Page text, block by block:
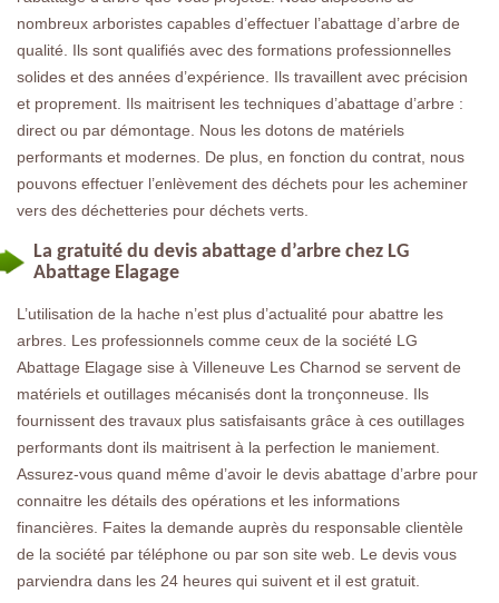
nombreux arboristes capables d’effectuer l’abattage d’arbre de
qualité. Ils sont qualifiés avec des formations professionnelles
solides et des années d’expérience. Ils travaillent avec précision
et proprement. Ils maitrisent les techniques d’abattage d’arbre :
direct ou par démontage. Nous les dotons de matériels
performants et modernes. De plus, en fonction du contrat, nous
pouvons effectuer l’enlèvement des déchets pour les acheminer
vers des déchetteries pour déchets verts.
La gratuité du devis abattage d’arbre chez LG
Abattage Elagage
L’utilisation de la hache n’est plus d’actualité pour abattre les
arbres. Les professionnels comme ceux de la société LG
Abattage Elagage sise à Villeneuve Les Charnod se servent de
matériels et outillages mécanisés dont la tronçonneuse. Ils
fournissent des travaux plus satisfaisants grâce à ces outillages
performants dont ils maitrisent à la perfection le maniement.
Assurez-vous quand même d’avoir le devis abattage d’arbre pour
connaitre les détails des opérations et les informations
financières. Faites la demande auprès du responsable clientèle
de la société par téléphone ou par son site web. Le devis vous
parviendra dans les 24 heures qui suivent et il est gratuit.